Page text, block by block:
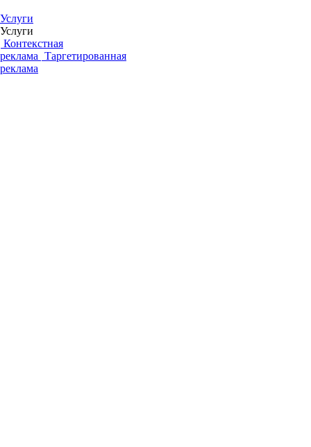
Услуги
Услуги
Контекстная
реклама Таргетированная
реклама